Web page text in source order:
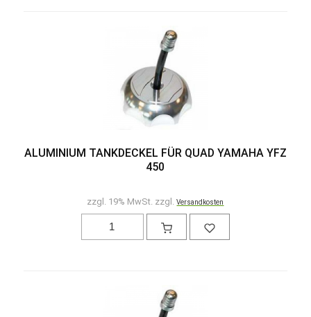
ALUMINIUM TANKDECKEL FÜR QUAD YAMAHA YFZ
450
zzgl. 19% MwSt. zzgl.Versandkosten